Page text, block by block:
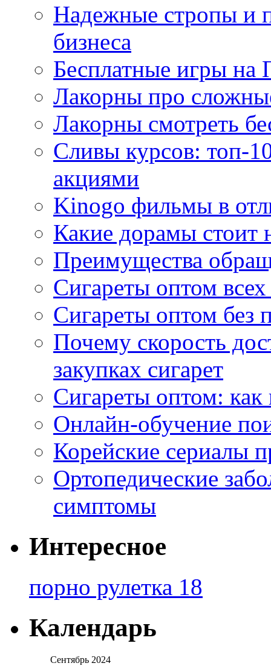
Надежные стропы и
бизнеса
Бесплатные игры на
Лакорны про
Лакорны смотреть
Сливы курсов: топ-
акциями
Kinogo фильмы в
Какие дорамы стоит
Преимущества
Сигареты оптом
Сигареты оптом без
Почему скорость
закупках сигарет
Сигареты оптом:
Онлайн-обучение
Корейские сериалы
Ортопедические
симптомы
Интересное
порно рулетка 18
Календарь
Сентябрь 2024